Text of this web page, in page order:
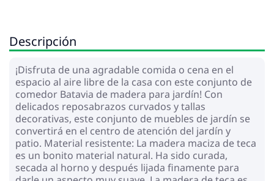
Descripción
¡Disfruta de una agradable comida o cena en el
espacio al aire libre de la casa con este conjunto de
comedor Batavia de madera para jardín! Con
delicados reposabrazos curvados y tallas
decorativas, este conjunto de muebles de jardín se
convertirá en el centro de atención del jardín y
patio. Material resistente: La madera maciza de teca
es un bonito material natural. Ha sido curada,
secada al horno y después lijada finamente para